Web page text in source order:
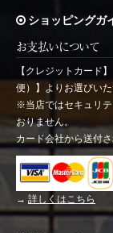
ショッピングガ
お支払いについて
【クレジットカー
便）】よりお選びいた
※当店ではセキュリ
おりません。
カード会社から送付
→ 詳しくはこちら